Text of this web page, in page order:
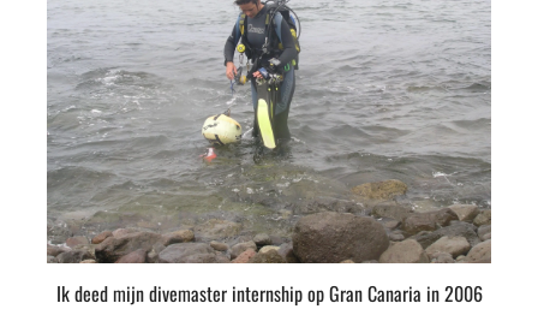
Ik deed mijn divemaster internship op Gran Canaria in 2006